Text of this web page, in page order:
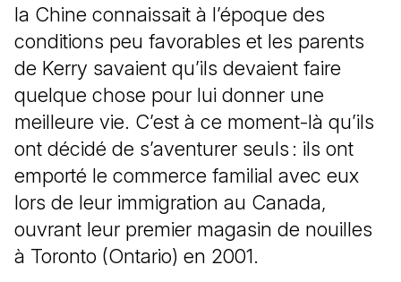
la Chine connaissait à l’époque des
conditions peu favorables et les parents
de Kerry savaient qu’ils devaient faire
quelque chose pour lui donner une
meilleure vie. C’est à ce moment-là qu’ils
ont décidé de s’aventurer seuls : ils ont
emporté le commerce familial avec eux
lors de leur immigration au Canada,
ouvrant leur premier magasin de nouilles
à Toronto (Ontario) en 2001.